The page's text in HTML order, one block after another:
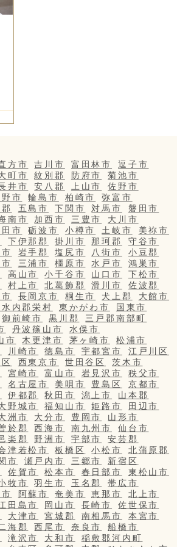
方市 吉川市 富田林市
逗子市
町市 紋別郡 防府市
菊池市
井市 安八郡 上山市
佐野市
市 輪島市 柏崎市
弥富市
五島市 下関市 対馬市
磐田市
南市 加西市 三豊市
大川市
市 砺波市 小樽市 土岐市
美祢市
下伊那郡 掛川市 那珂郡
守谷市
岩手郡 塩尻市 八街市
小豆郡
三浦市 橿原市 水戸市
鴻巣市
高山市 小千谷市 山口市
下松市
村上市 北葛飾郡 滑川市
佐波郡
長岡京市 桐生市 犬上郡
大館市
内郡栄村 東かがわ市
国東市
御前崎市 黒川郡
三戸郡南部町
丹波篠山市
水俣市
市 木更津市 茅ヶ崎市
松浦市
川崎市 徳島市 宇都宮市
江戸川区
西東京市 世田谷区
茨木市
宮崎市 富山市 岩見沢市
秩父市
名古屋市 美唄市 豊島区
京都市
伊都郡 秋田市 潟上市
山本郡
野城市 福知山市 姫路市
田辺市
洲市 大分市 豊岡市
山形市
於郡 西海市 南九州市
仙台市
楽郡 野洲市 宇部市
安芸郡
津若松市 板橋区 小松市
北蒲原郡
市 瀬戸内市 三郷市
新宿区
佐賀市 松本市 春日部市
東松山市
牧市 羽生市 玉名郡
帯広市
阿蘇市 奄美市 恵那市
北上市
田島市 岡山市 長崎市
佐世保市
大津市 宮城郡 南相馬市
本宮市
海郡 西尾市 奈良市
船橋市
滝沢市 大和市
稲敷郡河内町